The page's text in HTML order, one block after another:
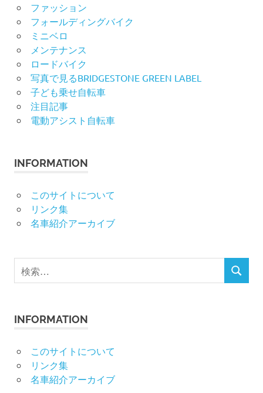
ファッション
フォールディングバイク
ミニベロ
メンテナンス
ロードバイク
写真で見るBRIDGESTONE GREEN LABEL
子ども乗せ自転車
注目記事
電動アシスト自転車
INFORMATION
このサイトについて
リンク集
名車紹介アーカイブ
検
索
検
INFORMATION
このサイトについて
リンク集
名車紹介アーカイブ